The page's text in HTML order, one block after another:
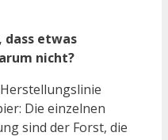
dass etwas
nicht?
Die einzelnen
sind der Forst, die